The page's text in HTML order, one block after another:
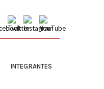
INTEGRANTES